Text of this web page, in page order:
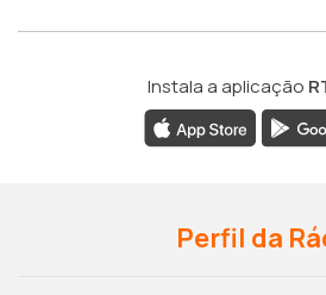
Instala a aplicação
Perfil da